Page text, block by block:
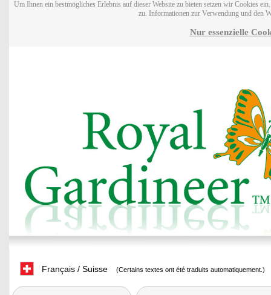
Um Ihnen ein bestmögliches Erlebnis auf dieser Website zu bieten setzen wir Cookies
zu. Informationen zur Verwendung und den
Nur essenzielle
Français / Suisse (Certains textes ont été traduits automatiquement.)